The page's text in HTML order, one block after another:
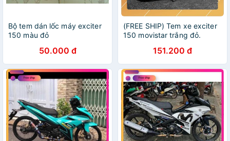
Bộ tem dán lốc máy exciter
150 màu đỏ
50.000 đ
(FREE SHIP) Tem xe exciter
150 movistar trắng đỏ.
151.200 đ